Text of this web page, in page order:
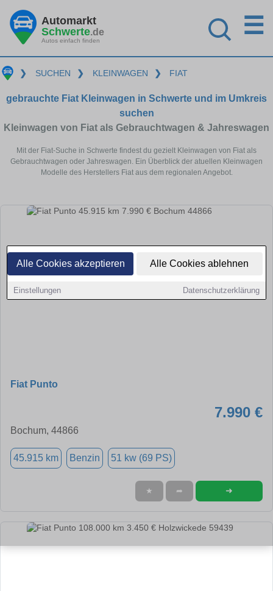
Alle Cookies akzeptieren Alle Cookies ablehnen
Einstellungen Datenschutzerklärung
Automarkt
Schwerte.de
Autos einfach finden
☰
❯ SUCHEN ❯ KLEINWAGEN ❯ FIAT
gebrauchte Fiat Kleinwagen in Schwerte und im Umkreis
suchen
Kleinwagen von Fiat als Gebrauchtwagen & Jahreswagen
Mit der Fiat-Suche in Schwerte findest du gezielt Kleinwagen von Fiat als
Gebrauchtwagen oder Jahreswagen. Ein Überblick der atuellen Kleinwagen
Modelle des Herstellers Fiat aus dem regionalen Angebot.
Fiat Punto
7.990 €
Bochum, 44866
45.915 km Benzin 51 kw (69 PS)
★ ➦ ➜